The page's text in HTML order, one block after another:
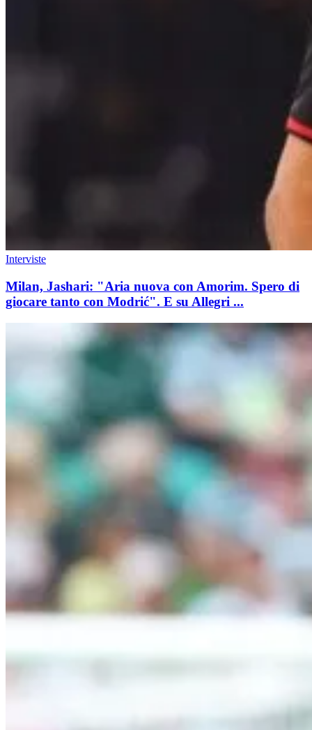
Interviste
Milan, Jashari: "Aria nuova con Amorim. Spero di
giocare tanto con Modrić". E su Allegri ...